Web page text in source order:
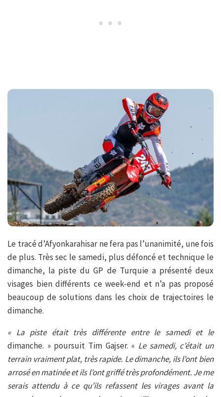
Le tracé d’Afyonkarahisar ne fera pas l’unanimité, une fois
de plus. Très sec le samedi, plus défoncé et technique le
dimanche, la piste du GP de Turquie a présenté deux
visages bien différents ce week-end et n’a pas proposé
beaucoup de solutions dans les choix de trajectoires le
dimanche.
« La piste était très différente entre le samedi et le
dimanche. » poursuit Tim Gajser. « Le samedi, c’était un
terrain vraiment plat, très rapide. Le dimanche, ils l’ont bien
arrosé en matinée et ils l’ont griffé très profondément. Je me
serais attendu à ce qu’ils refassent les virages avant la